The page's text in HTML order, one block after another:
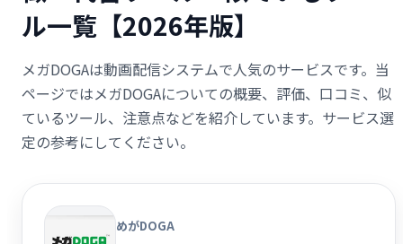
ル一覧【2026年版】
メガDOGAは動画配信システムで人気のサービスです。当
ページではメガDOGAについての概要、評価、口コミ、似
ているツール、注意点などを紹介しています。サービス選
定の参考にしてください。
めがDOGA